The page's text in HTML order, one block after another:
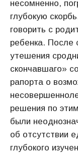
несомненно,
глубокую
говорить с
ребенка. После
утешения
скончавшаго»
рапорта о
решения по
были
об отсутствии
глубокого